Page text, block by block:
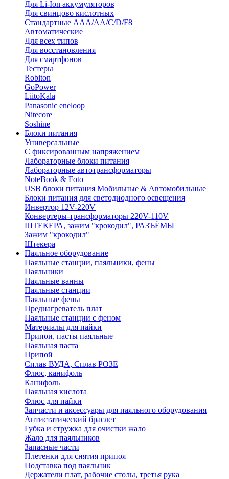
Для Li-Ion аккумуляторов
Для свинцово кислотных
Стандартные ААА/АА/С/D/F8
Автоматические
Для всех типов
Для восстановления
Для смартфонов
Тестеры
Robiton
GoPower
LiitoKala
Panasonic eneloop
Nitecore
Soshine
Блоки питания
Универсальные
C фиксированным напряжением
Лабораторные блоки питания
Лабораторные автотрансформаторы
NoteBook & Foto
USB блоки питания Мобильные & Автомобильные
Блоки питания для светодиодного освещения
Инвертор 12V-220V
Конвертеры-трансформаторы 220V-110V
ШТЕКЕРА, зажим "крокодил", РАЗЪЁМЫ
Зажим "крокодил"
Штекера
Паяльное оборудование
Паяльные станции, паяльники, фены
Паяльники
Паяльные ванны
Паяльные станции
Паяльные фены
Преднагреватель плат
Паяльные станции с феном
Материалы для пайки
Припои, пасты паяльные
Паяльная паста
Припой
Сплав ВУДА, Сплав РОЗЕ
Флюс, канифоль
Канифоль
Паяльная кислота
Флюс для пайки
Запчасти и аксессуары для паяльного оборудования
Антистатический браслет
Губка и стружка для очистки жало
Жало для паяльников
Запасные части
Плетенки для снятия припоя
Подставка под паяльник
Держатели плат, рабочие столы, третья рука